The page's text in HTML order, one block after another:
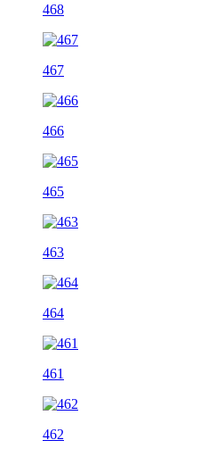
468
467
466
465
463
464
461
462